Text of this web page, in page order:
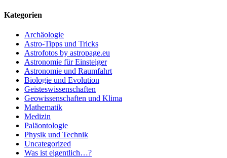
Kategorien
Archäologie
Astro-Tipps und Tricks
Astrofotos by astropage.eu
Astronomie für Einsteiger
Astronomie und Raumfahrt
Biologie und Evolution
Geisteswissenschaften
Geowissenschaften und Klima
Mathematik
Medizin
Paläontologie
Physik und Technik
Uncategorized
Was ist eigentlich…?